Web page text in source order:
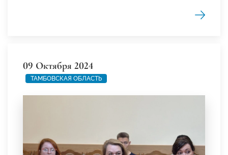
09 Октября 2024
ТАМБОВСКАЯ ОБЛАСТЬ